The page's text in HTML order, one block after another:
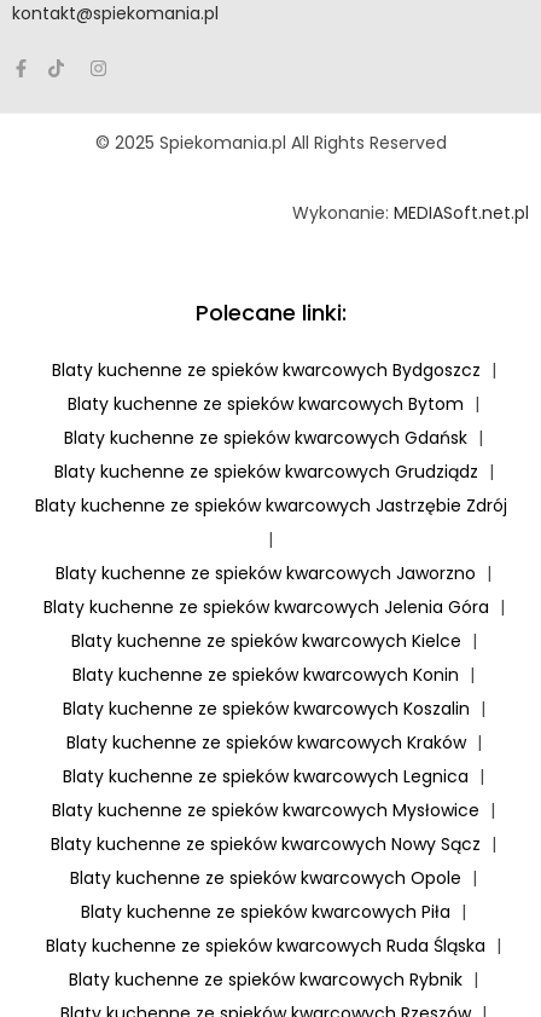
kontakt@spiekomania.pl
© 2025 Spiekomania.pl All Rights Reserved
Wykonanie: MEDIASoft.net.pl
Polecane linki:
Blaty kuchenne ze spieków kwarcowych Bydgoszcz |
Blaty kuchenne ze spieków kwarcowych Bytom |
Blaty kuchenne ze spieków kwarcowych Gdańsk |
Blaty kuchenne ze spieków kwarcowych Grudziądz |
Blaty kuchenne ze spieków kwarcowych Jastrzębie Zdrój
|
Blaty kuchenne ze spieków kwarcowych Jaworzno |
Blaty kuchenne ze spieków kwarcowych Jelenia Góra |
Blaty kuchenne ze spieków kwarcowych Kielce |
Blaty kuchenne ze spieków kwarcowych Konin |
Blaty kuchenne ze spieków kwarcowych Koszalin |
Blaty kuchenne ze spieków kwarcowych Kraków |
Blaty kuchenne ze spieków kwarcowych Legnica |
Blaty kuchenne ze spieków kwarcowych Mysłowice |
Blaty kuchenne ze spieków kwarcowych Nowy Sącz |
Blaty kuchenne ze spieków kwarcowych Opole |
Blaty kuchenne ze spieków kwarcowych Piła |
Blaty kuchenne ze spieków kwarcowych Ruda Śląska |
Blaty kuchenne ze spieków kwarcowych Rybnik |